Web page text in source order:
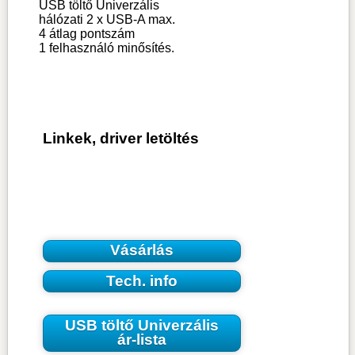
USB töltő Univerzális
hálózati 2 x USB-A max.
4átlag pontszám
1 felhasználó minősítés.
Linkek, driver letöltés
Vásárlás
Tech. info
USB töltő Univerzális
ár-lista